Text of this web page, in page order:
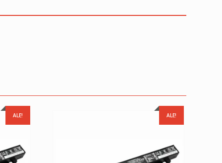
ALE! ALE!